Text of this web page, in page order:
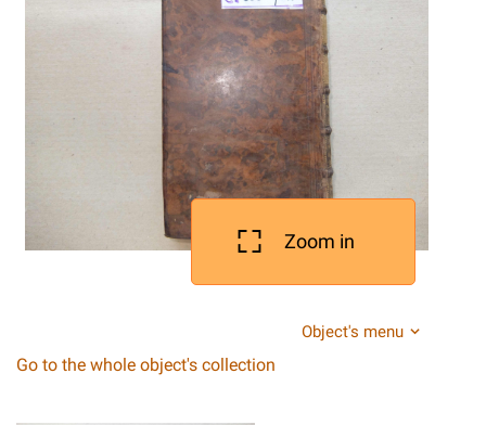
Zoom in
Object's menu
Go to the whole object's collection